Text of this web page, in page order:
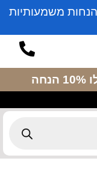
משמעותיות